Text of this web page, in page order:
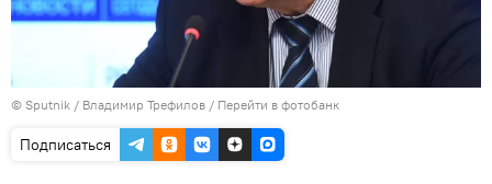
© Sputnik / Владимир Трефилов / Перейти в фотобанк
Подписаться